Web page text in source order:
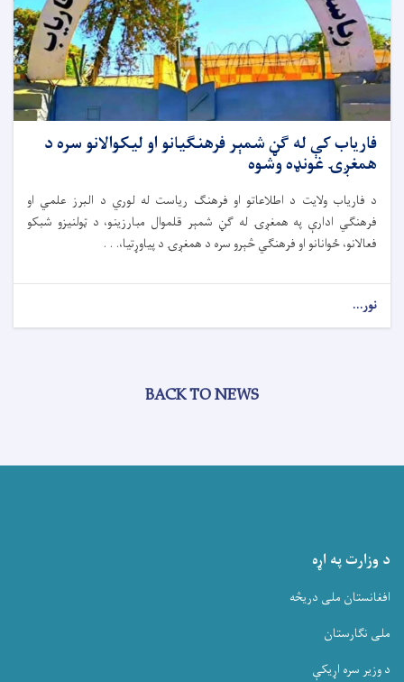
فاریاب کې له ګڼ شمېر فرهنګیانو او لیکوالانو سره د
همغږۍ غونډه وشوه
د فاریاب ولایت د اطلاعاتو او فرهنګ ریاست له لوري د البرز علمي او
فرهنګي ادارې په همغږۍ له ګڼ شمېر قلموال مبارزینو، د ټولنیزو شبکو
فعالانو، ځوانانو او فرهنګي څېرو سره د همغږۍ د پیاوړتیا،. . .
نور...
BACK TO NEWS
د وزارت په اړه
افغانستان ملی دریڅه
ملی نگارستان
د وزیر سره اړیکې